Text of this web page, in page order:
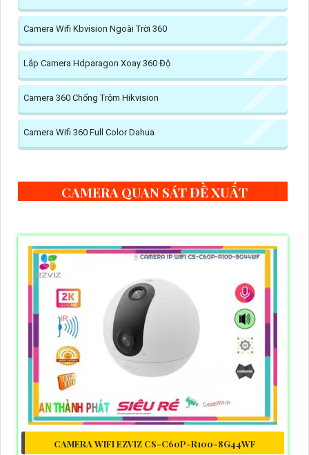
Camera Wifi Kbvision Ngoài Trời 360
Lắp Camera Hdparagon Xoay 360 Độ
Camera 360 Chống Trộm Hikvision
Camera Wifi 360 Full Color Dahua
CAMERA QUAN SÁT ĐỀ XUẤT
CAMERA WIFI EZVIZ CS-C60P-R100-8G44WF